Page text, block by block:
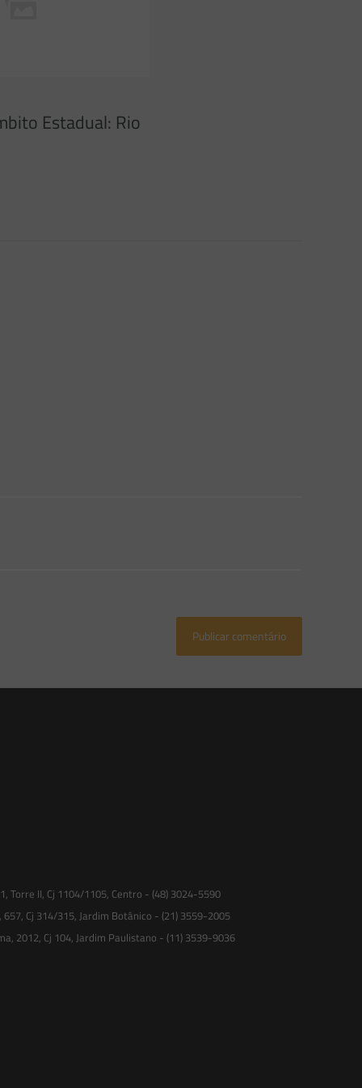
Estadual: Rio
Torre II, Cj 1104/1105, Centro - (48) 3024-5590
Cj 314/315, Jardim Botânico - (21) 3559-2005
2012, Cj 104, Jardim Paulistano - (11) 3539-9036